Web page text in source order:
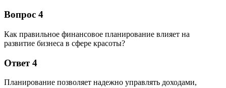
Вопрос 4
Как правильное финансовое планирование влияет на
развитие бизнеса в сфере красоты?
Ответ 4
Планирование позволяет надежно управлять доходами,